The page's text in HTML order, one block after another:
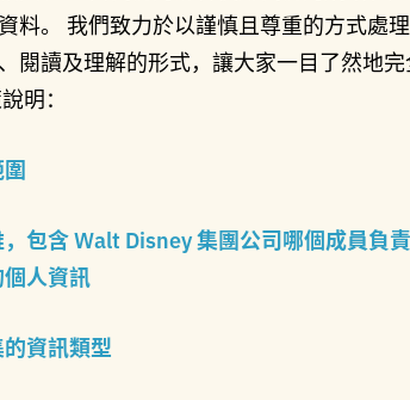
料。 我們致力於以謹慎且尊重的方式處
閱讀及理解的形式，讓大家一目了然地
明：
包含 Walt Disney 集團公司哪個成員負
人資訊
資訊類型